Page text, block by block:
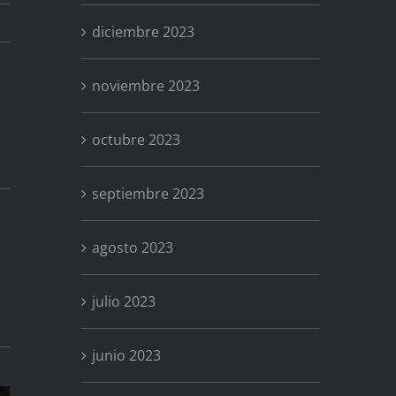
diciembre 2023
noviembre 2023
octubre 2023
septiembre 2023
agosto 2023
julio 2023
junio 2023